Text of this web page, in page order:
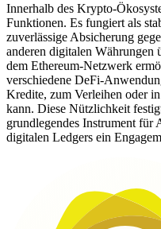
Innerhalb des Krypto-
Funktionen. Es fungiert als
zuverlässige Absicherung
anderen digitalen
dem Ethereum-Netzwerk
verschiedene DeFi-
Kredite, zum Verleihen oder
kann. Diese Nützlichkeit
grundlegendes Instrument für
digitalen Ledgers ein